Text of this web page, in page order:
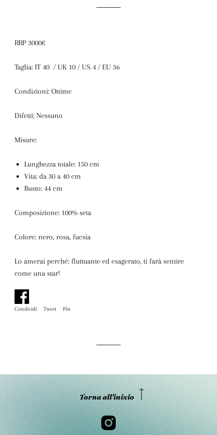
RRP 3000€
Taglia: IT 40 / UK 10 / US 4 / EU 36
Condizioni: Ottime
Difetti: Nessuno
Misure:
Lunghezza totale: 150 cm
Vita: da 30 a 40 cm
Busto: 44 cm
Composizione: 100% seta
Colore: nero, rosa, fucsia
Lo amerai perché: fluttuante ed esagerato, ti farà sentire
come una star!
Condividi
Condividi
Tweet
Twitta
Pin
Torna all'inizio